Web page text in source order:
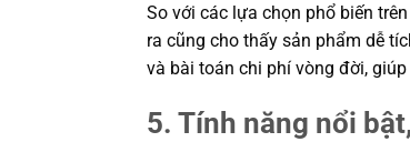
So với các lựa chọn phổ biến
ra cũng cho thấy sản phẩm dễ
và bài toán chi phí vòng đời,
5. Tính năng nổi